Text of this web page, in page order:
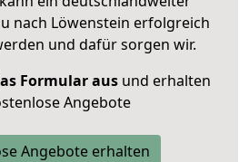
nach Löwenstein erfolgreich
und dafür sorgen wir.
Formular ausund erhalten
Angebote
Angebote erhalten